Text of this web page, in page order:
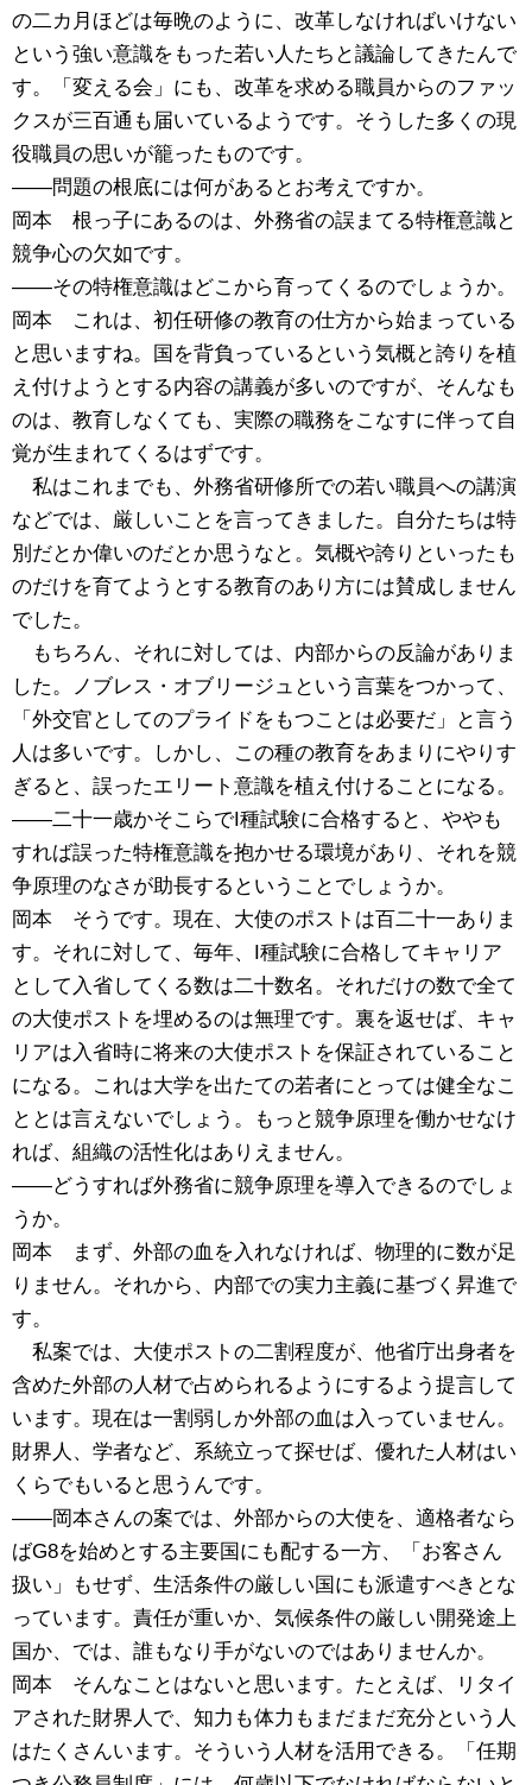
の二カ月ほどは毎晩のように、改革しなければいけない
という強い意識をもった若い人たちと議論してきたんで
す。「変える会」にも、改革を求める職員からのファッ
クスが三百通も届いているようです。そうした多くの現
役職員の思いが籠ったものです。
――問題の根底には何があるとお考えですか。
岡本 根っ子にあるのは、外務省の誤まてる特権意識と
競争心の欠如です。
――その特権意識はどこから育ってくるのでしょうか。
岡本 これは、初任研修の教育の仕方から始まっている
と思いますね。国を背負っているという気概と誇りを植
え付けようとする内容の講義が多いのですが、そんなも
のは、教育しなくても、実際の職務をこなすに伴って自
覚が生まれてくるはずです。
私はこれまでも、外務省研修所での若い職員への講演
などでは、厳しいことを言ってきました。自分たちは特
別だとか偉いのだとか思うなと。気概や誇りといったも
のだけを育てようとする教育のあり方には賛成しません
でした。
もちろん、それに対しては、内部からの反論がありま
した。ノブレス・オブリージュという言葉をつかって、
「外交官としてのプライドをもつことは必要だ」と言う
人は多いです。しかし、この種の教育をあまりにやりす
ぎると、誤ったエリート意識を植え付けることになる。
――二十一歳かそこらでI種試験に合格すると、ややも
すれば誤った特権意識を抱かせる環境があり、それを競
争原理のなさが助長するということでしょうか。
岡本 そうです。現在、大使のポストは百二十一ありま
す。それに対して、毎年、I種試験に合格してキャリア
として入省してくる数は二十数名。それだけの数で全て
の大使ポストを埋めるのは無理です。裏を返せば、キャ
リアは入省時に将来の大使ポストを保証されていること
になる。これは大学を出たての若者にとっては健全なこ
ととは言えないでしょう。もっと競争原理を働かせなけ
れば、組織の活性化はありえません。
――どうすれば外務省に競争原理を導入できるのでしょ
うか。
岡本 まず、外部の血を入れなければ、物理的に数が足
りません。それから、内部での実力主義に基づく昇進で
す。
私案では、大使ポストの二割程度が、他省庁出身者を
含めた外部の人材で占められるようにするよう提言して
います。現在は一割弱しか外部の血は入っていません。
財界人、学者など、系統立って探せば、優れた人材はい
くらでもいると思うんです。
――岡本さんの案では、外部からの大使を、適格者なら
ばG8を始めとする主要国にも配する一方、「お客さん
扱い」もせず、生活条件の厳しい国にも派遣すべきとな
っています。責任が重いか、気候条件の厳しい開発途上
国か、では、誰もなり手がないのではありませんか。
岡本 そんなことはないと思います。たとえば、リタイ
アされた財界人で、知力も体力もまだまだ充分という人
はたくさんいます。そういう人材を活用できる。「任期